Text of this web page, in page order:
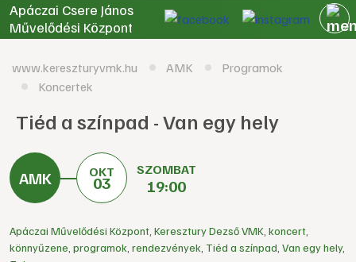
Apáczai Csere János
Művelődési Központ
www.kereszturyvmk.hu AMK
Programok
Koncertek
Tiéd a színpad - Van egy hely
OKT
03
SZOMBAT
19:00
Apáczai Művelődési Központ Keresztury Dezső VMK koncert
könnyűzene programok rendezvények Tiéd a színpad Van egy hely,